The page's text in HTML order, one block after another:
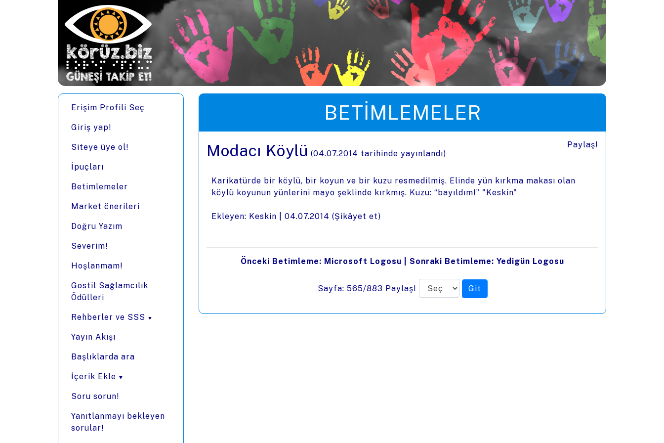
Ana içeriğe zıpla
Erişim Profili Seç
Giriş yap!
Siteye üye ol!
İpuçları
Betimlemeler
Market önerileri
Doğru Yazım
Severim!
Hoşlanmam!
Gostil Sağlamcılık
Ödülleri
Rehberler ve SSS
Yayın Akışı
Başlıklarda ara
İçerik Ekle
Soru sorun!
Yanıtlanmayı bekleyen
sorular!
BETIMLEMELER
Modacı Köylü (04.07.2014 tarihinde yayınlandı)
Paylaş!
Karikatürde bir köylü, bir koyun ve bir kuzu resmedilmiş. Elinde yün kırkma makası olan
köylü koyunun yünlerini mayo şeklinde kırkmış. Kuzu: “bayıldım!” "Keskin"
Ekleyen: Keskin | 04.07.2014 (Şikâyet et)
Önceki Betimleme: Microsoft Logosu Sonraki Betimleme: Yedigün Logosu
Sayfa: 565/883 Paylaş!